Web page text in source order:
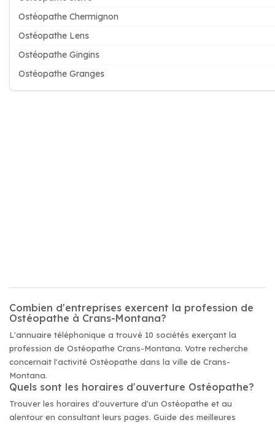
Ostéopathe Chermignon
Ostéopathe Lens
Ostéopathe Gingins
Ostéopathe Granges
Combien d'entreprises exercent la profession de
Ostéopathe à Crans-Montana?
L'annuaire téléphonique a trouvé 10 sociétés exerçant la
profession de Ostéopathe Crans-Montana. Votre recherche
concernait l'activité Ostéopathe dans la ville de Crans-
Montana.
Quels sont les horaires d'ouverture Ostéopathe?
Trouver les horaires d'ouverture d'un Ostéopathe et au
alentour en consultant leurs pages. Guide des meilleures